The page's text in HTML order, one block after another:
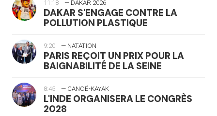
11:18 — DAKAR 2026
DAKAR S'ENGAGE CONTRE LA
POLLUTION PLASTIQUE
9:20 — NATATION
PARIS REÇOIT UN PRIX POUR LA
BAIGNABILITÉ DE LA SEINE
8:45 — CANOË-KAYAK
L'INDE ORGANISERA LE CONGRÈS
2028